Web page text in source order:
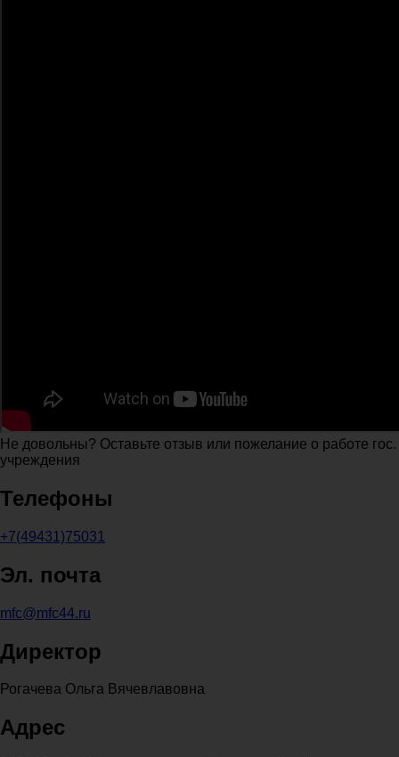
Не довольны? Оставьте отзыв или пожелание о работе гос.
учреждения
Телефоны
+7(49431)75031
Эл. почта
mfc@mfc44.ru
Директор
Рогачева Ольга Вячевлавовна
Адрес